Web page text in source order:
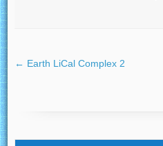
← Earth LiCal Complex 2